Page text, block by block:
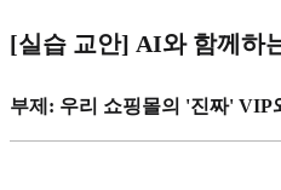
[실습 교안] AI와 함께하
부제: 우리 쇼핑몰의 '진짜' VIP